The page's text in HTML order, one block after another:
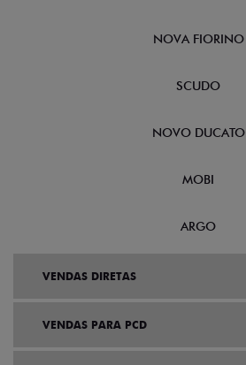
NOVA FIORINO
SCUDO
NOVO DUCATO
MOBI
ARGO
VENDAS DIRETAS
VENDAS PARA PCD